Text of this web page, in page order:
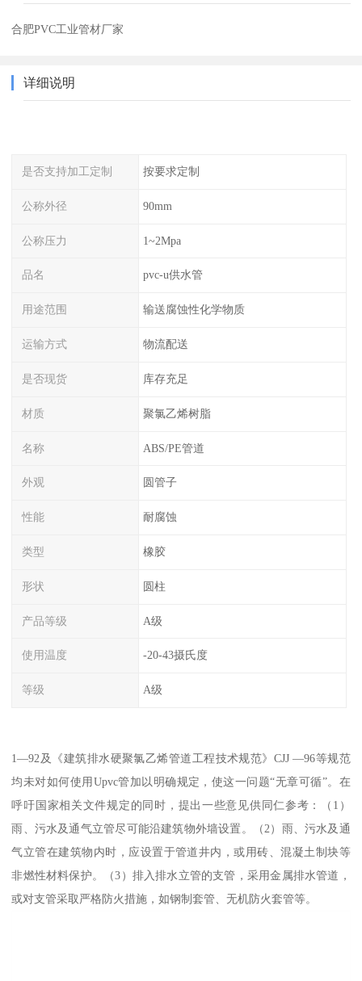
合肥PVC工业管材厂家
详细说明
是否支持加工定制 按要求定制
公称外径 90mm
公称压力 1~2Mpa
品名 pvc-u供水管
用途范围 输送腐蚀性化学物质
运输方式 物流配送
是否现货 库存充足
材质 聚氯乙烯树脂
名称 ABS/PE管道
外观 圆管子
性能 耐腐蚀
类型 橡胶
形状 圆柱
产品等级 A级
使用温度 -20-43摄氏度
等级 A级
1—92及《建筑排水硬聚氯乙烯管道工程技术规范》CJJ —96等规范
均未对如何使用Upvc管加以明确规定，使这一问题“无章可循”。在
呼吁国家相关文件规定的同时，提出一些意见供同仁参考：（1）
雨、污水及通气立管尽可能沿建筑物外墙设置。（2）雨、污水及通
气立管在建筑物内时，应设置于管道井内，或用砖、混凝土制块等
非燃性材料保护。（3）排入排水立管的支管，采用金属排水管道，
或对支管采取严格防火措施，如钢制套管、无机防火套管等。